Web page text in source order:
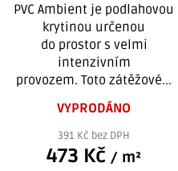
PVC Ambient je podlahovou
krytinou určenou
do prostor s velmi
intenzivním
provozem. Toto zátěžové...
VYPRODÁNO
391 Kč bez DPH
473 Kč / m²